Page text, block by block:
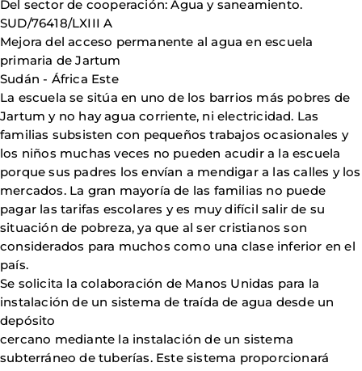
Del sector de cooperación: Agua y saneamiento.
SUD/76418/LXIII A
Mejora del acceso permanente al agua en escuela
primaria de Jartum
Sudán - África Este
La escuela se sitúa en uno de los barrios más pobres de
Jartum y no hay agua corriente, ni electricidad. Las
familias subsisten con pequeños trabajos ocasionales y
los niños muchas veces no pueden acudir a la escuela
porque sus padres los envían a mendigar a las calles y los
mercados. La gran mayoría de las familias no puede
pagar las tarifas escolares y es muy difícil salir de su
situación de pobreza, ya que al ser cristianos son
considerados para muchos como una clase inferior en el
país.
Se solicita la colaboración de Manos Unidas para la
instalación de un sistema de traída de agua desde un
depósito
cercano mediante la instalación de un sistema
subterráneo de tuberías. Este sistema proporcionará